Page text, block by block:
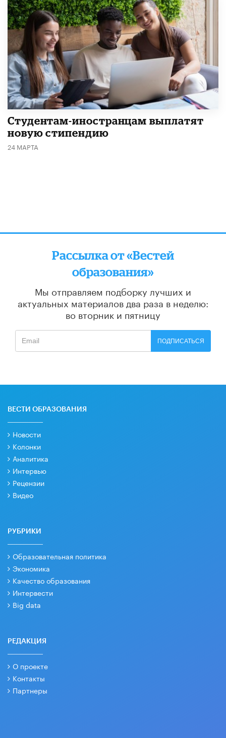
Студентам-иностранцам выплатят
новую стипендию
24 МАРТА
Рассылка от «Вестей
образования»
Мы отправляем подборку лучших и
актуальных материалов два раза в неделю:
во вторник и пятницу
ПОДПИСАТЬСЯ
ВЕСТИ ОБРАЗОВАНИЯ
Новости
Колонки
Аналитика
Интервью
Рецензии
Видео
РУБРИКИ
Образовательная политика
Экономика
Качество образования
Интервести
Big data
РЕДАКЦИЯ
О проекте
Контакты
Партнеры